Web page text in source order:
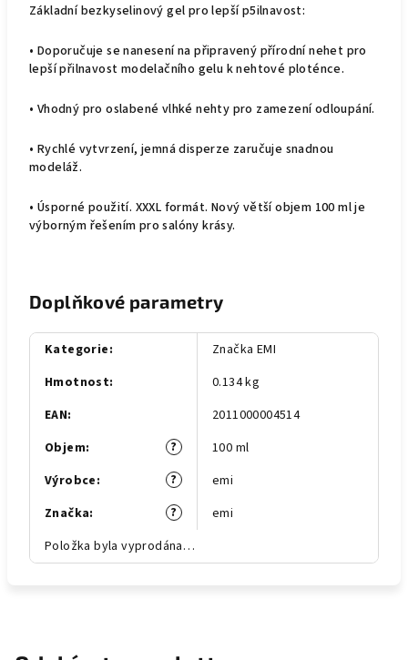
Základní bezkyselinový gel pro lepší p5ilnavost:
• Doporučuje se nanesení na připravený přírodní nehet pro
lepší přilnavost modelačního gelu k nehtové ploténce.
• Vhodný pro oslabené vlhké nehty pro zamezení odloupání.
• Rychlé vytvrzení, jemná disperze zaručuje snadnou
modeláž.
• Úsporné použití. XXXL formát. Nový větší objem 100 ml je
výborným řešením pro salóny krásy.
Doplňkové parametry
Kategorie:
Značka EMI
Hmotnost:
0.134 kg
EAN:
2011000004514
?
Objem:
100 ml
?
Výrobce:
emi
?
Značka:
emi
Položka byla vyprodána…